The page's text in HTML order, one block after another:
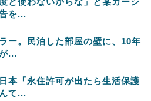
を...
ー。民泊した部屋の壁に、10年
...
日本「永住許可が出たら生活保護
て...